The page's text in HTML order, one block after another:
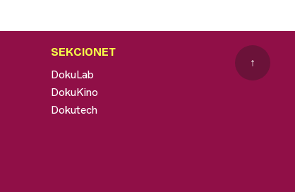
SEKCIONET
DokuLab
DokuKino
Dokutech
↑